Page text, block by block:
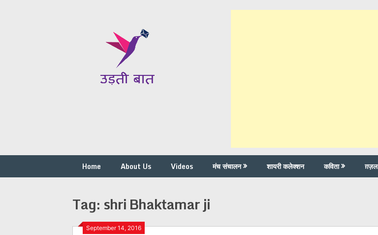
Home About Us Videos मंच संचालन शायरी कलेक्शन कविता ग़ज़ल
Tag: shri Bhaktamar ji
September 14, 2016